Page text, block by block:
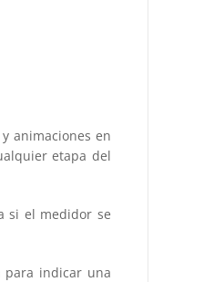
animaciones en
etapa del
si el medidor se
para indicar una